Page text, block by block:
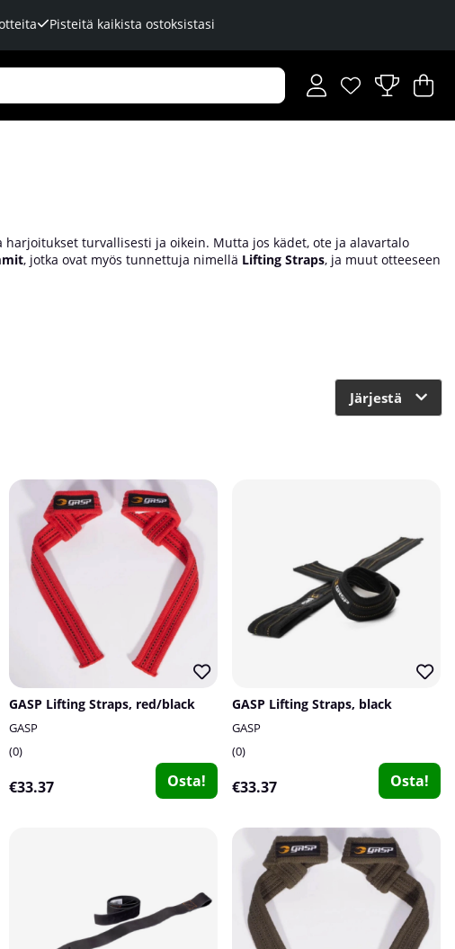
Pisteitä kaikista ostoksistasi
Toivelista
Lukumäärä
.
.
turvallisesti ja oikein. Mutta jos kädet, ote ja alavartalo
, jotka ovat myös tunnettuja nimellä Lifting Straps, ja muut otteeseen
sinulle paremman otteen ja auttavat sinua nostamaan painavampia
Järjestä
GASP Lifting Straps, red/black
GASP
0
€33.37 Osta!
GASP Lifting Straps, black
GASP
0
€33.37 Osta!